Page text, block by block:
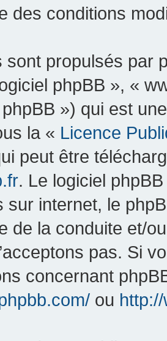
des conditions
sont propulsés par
phpBB », «
») qui est
la « Licence
peut être
. Le logiciel
sur internet, le
de la conduite et/
pas. Si
concernant
ou